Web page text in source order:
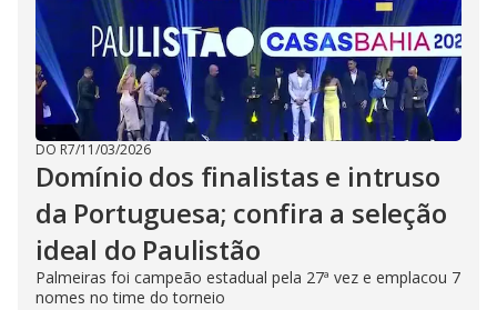
DO R7/11/03/2026
Domínio dos finalistas e intruso
da Portuguesa; confira a seleção
ideal do Paulistão
Palmeiras foi campeão estadual pela 27ª vez e emplacou 7
nomes no time do torneio